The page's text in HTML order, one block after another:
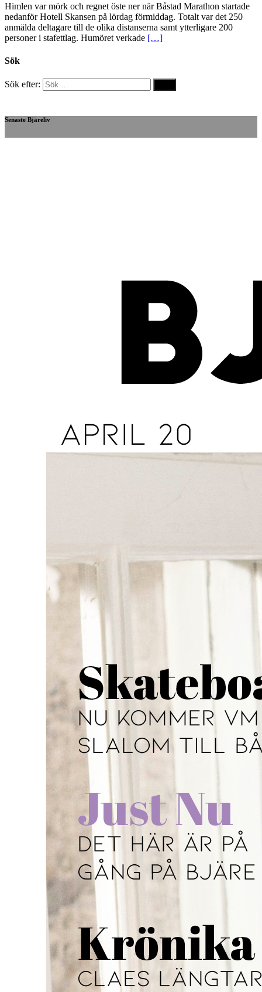
Himlen var mörk och regnet öste ner när Båstad Marathon startade
nedanför Hotell Skansen på lördag förmiddag. Totalt var det 250
anmälda deltagare till de olika distanserna samt ytterligare 200
personer i stafettlag. Humöret verkade […]
Sök
Sök efter:
Senaste Bjäreliv